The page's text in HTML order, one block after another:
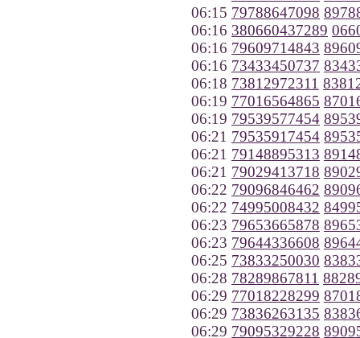
06:15 79788647098
06:16 380660437289
06:16 79609714843
06:16 73433450737
06:18 73812972311
06:19 77016564865
06:19 79539577454
06:21 79535917454
06:21 79148895313
06:21 79029413718
06:22 79096846462
06:22 74995008432
06:23 79653665878
06:23 79644336608
06:25 73833250030
06:28 78289867811
06:29 77018228299
06:29 73836263135
06:29 79095329228